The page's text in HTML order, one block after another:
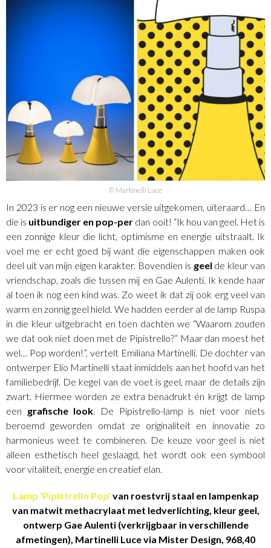
© Martinelli Luce
In 2023 is er nog een nieuwe versie uitgekomen, uiteraard… En
die is uitbundiger en pop-per dan ooit! “Ik hou van geel. Het is
een zonnige kleur die licht, optimisme en energie uitstraalt. Ik
voel me er echt goed bij want die eigenschappen maken ook
deel uit van mijn eigen karakter. Bovendien is geel de kleur van
vriendschap, zoals die tussen mij en Gae Aulenti. Ik kende haar
al toen ik nog een kind was. Zo weet ik dat zij ook erg veel van
warm en zonnig geel hield. We hadden eerder al de lamp Ruspa
in die kleur uitgebracht en toen dachten we “Waarom zouden
we dat ook niet doen met de Pipistrello?” Maar dan moest het
wel… Pop worden!”, vertelt Emiliana Martinelli. De dochter van
ontwerper Elio Martinelli staat inmiddels aan het hoofd van het
familiebedrijf. De kegel van de voet is geel, maar de details zijn
zwart. Hiermee worden ze extra benadrukt én krijgt de lamp
een grafische look . De Pipistrello-lamp is niet voor niets
beroemd geworden omdat ze originaliteit en innovatie zo
harmonieus weet te combineren. De keuze voor geel is niet
alleen esthetisch heel geslaagd, het wordt ook een symbool
voor vitaliteit, energie en creatief elan.
Lamp ‘Pipistrello Pop’ van roestvrij staal en lampenkap
van matwit methacrylaat met ledverlichting, kleur geel,
ontwerp Gae Aulenti (verkrijgbaar in verschillende
afmetingen), Martinelli Luce via Mister Design, 968,40